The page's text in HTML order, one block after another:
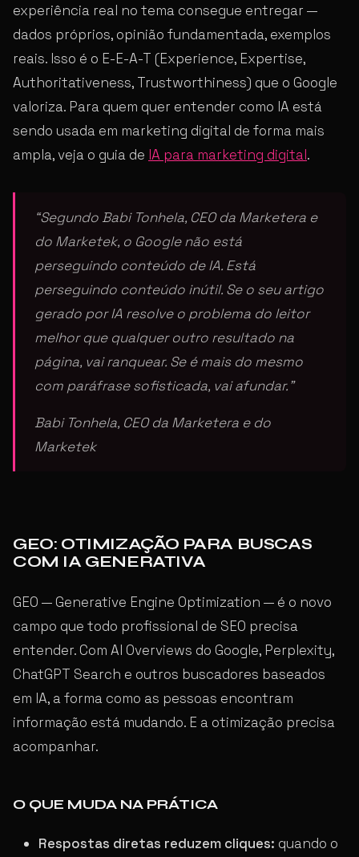
experiência real no tema consegue entregar —
dados próprios, opinião fundamentada, exemplos
reais. Isso é o E-E-A-T (Experience, Expertise,
Authoritativeness, Trustworthiness) que o Google
valoriza. Para quem quer entender como IA está
sendo usada em marketing digital de forma mais
ampla, veja o guia de IA para marketing digital.
“Segundo Babi Tonhela, CEO da Marketera e
do Marketek, o Google não está
perseguindo conteúdo de IA. Está
perseguindo conteúdo inútil. Se o seu artigo
gerado por IA resolve o problema do leitor
melhor que qualquer outro resultado na
página, vai ranquear. Se é mais do mesmo
com paráfrase sofisticada, vai afundar.”
Babi Tonhela, CEO da Marketera e do
Marketek
GEO: OTIMIZAÇÃO PARA BUSCAS
COM IA GENERATIVA
GEO — Generative Engine Optimization — é o novo
campo que todo profissional de SEO precisa
entender. Com AI Overviews do Google, Perplexity,
ChatGPT Search e outros buscadores baseados
em IA, a forma como as pessoas encontram
informação está mudando. E a otimização precisa
acompanhar.
O QUE MUDA NA PRÁTICA
Respostas diretas reduzem cliques: quando o